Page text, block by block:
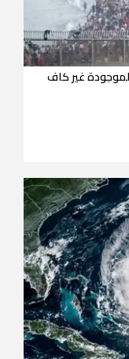
غير كاف